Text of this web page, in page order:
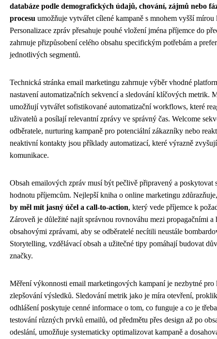
databáze podle demografických údajů, chování, zájmů nebo
procesu umožňuje vytvářet cílené kampaně s mnohem vyšší mírou
Personalizace zpráv přesahuje pouhé vložení jména příjemce do
zahrnuje přizpůsobení celého obsahu specifickým potřebám a
jednotlivých segmentů.
Technická stránka email marketingu zahrnuje výběr vhodné
nastavení automatizačních sekvencí a sledování klíčových metrik.
umožňují vytvářet sofistikované automatizační workflows, které
uživatelů a posílají relevantní zprávy ve správný čas. Welcome
odběratele, nurturing kampaně pro potenciální zákazníky nebo
neaktivní kontakty jsou příklady automatizací, které výrazně
komunikace.
Obsah emailových zpráv musí být pečlivě připravený a poskytovat
hodnotu příjemcům. Nejlepší kniha o online marketingu
by měl mít jasný účel a call-to-action, který vede příjemce k
Zároveň je důležité najít správnou rovnováhu mezi propagačními a
obsahovými zprávami, aby se odběratelé necítili neustále
Storytelling, vzdělávací obsah a užitečné tipy pomáhají budovat
značky.
Měření výkonnosti email marketingových kampaní je nezbytné pro
zlepšování výsledků. Sledování metrik jako je míra otevření,
odhlášení poskytuje cenné informace o tom, co funguje a co je
testování různých prvků emailů, od předmětu přes design až po
odeslání, umožňuje systematicky optimalizovat kampaně a